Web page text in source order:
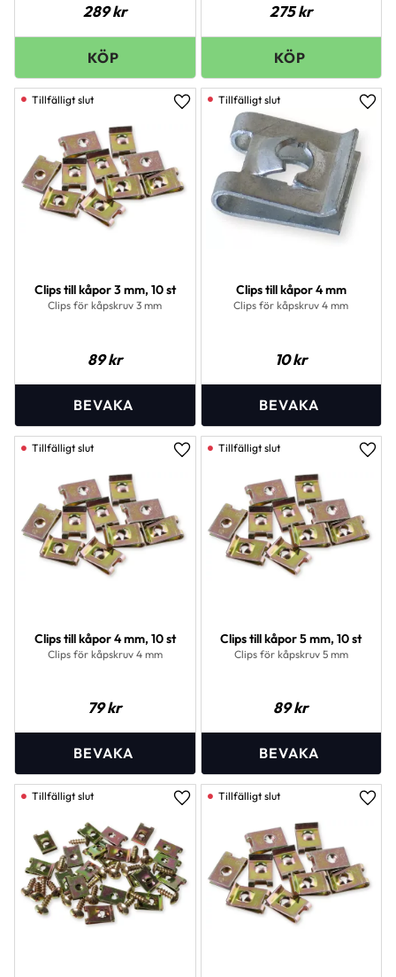
289kr 275kr
Clips till kåpor 3 mm, 10 st
Clips för kåpskruv 3 mm
89kr
Lägg till i favoriter
Clips till kåpor 4 mm
Clips för kåpskruv 4 mm
10kr
Clips till kåpor 4 mm, 10 st
Clips för kåpskruv 4 mm
79kr
Lägg till i favoriter
Clips till kåpor 5 mm, 10 st
Clips för kåpskruv 5 mm
89kr
Lägg till i favoriter